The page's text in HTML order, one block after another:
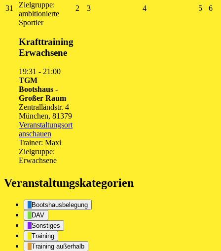
31 31.
August
2026
Zielgruppe:
ambitionierte
Sportler
Krafttraining
Erwachsene
19:31 - 21:00
TGM
Bootshaus -
Großer Raum
Zentralländstr. 4
München, 81379
Veranstaltungsort
anschauen
Trainer: Maxi
Zielgruppe:
Erwachsene
2 33.
44.
55.
66.
Veranstaltungskategorien
Bootshausbelegung
DAV
Sonstiges
Training
Training außerhalb